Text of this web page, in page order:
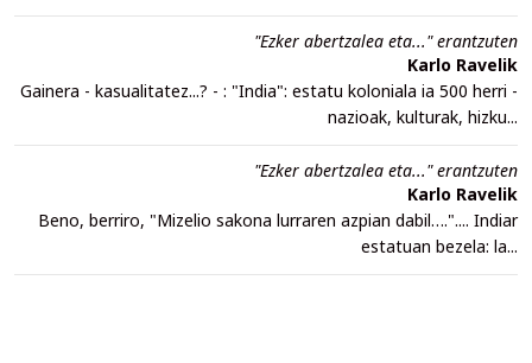
"Ezker abertzalea eta..." erantzuten
Karlo Ravelik
Gainera - kasualitatez...? - : "India": estatu koloniala ia 500 herri -
nazioak, kulturak, hizku...
"Ezker abertzalea eta..." erantzuten
Karlo Ravelik
Beno, berriro, "Mizelio sakona lurraren azpian dabil….".... Indiar
estatuan bezela: la...